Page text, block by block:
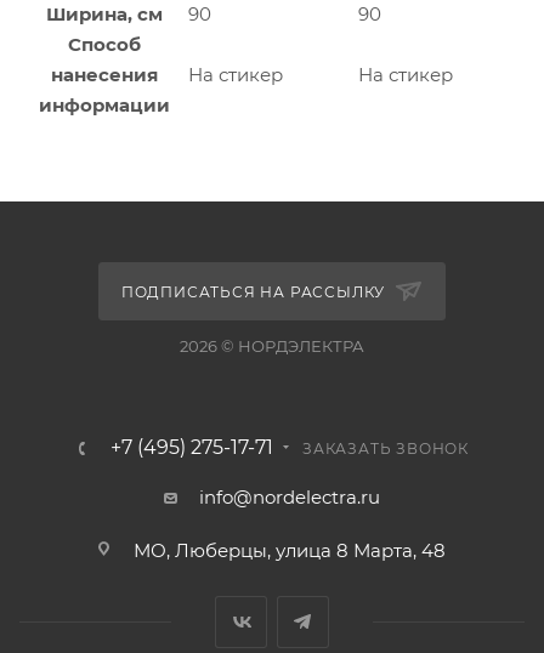
Ширина, см
90
90
Способ
нанесения
информации
На стикер На стикер
ПОДПИСАТЬСЯ НА РАССЫЛКУ
2026 © НОРДЭЛЕКТРА
+7 (495) 275-17-71 ЗАКАЗАТЬ ЗВОНОК
info@nordelectra.ru
МО, Люберцы, улица 8 Марта, 48